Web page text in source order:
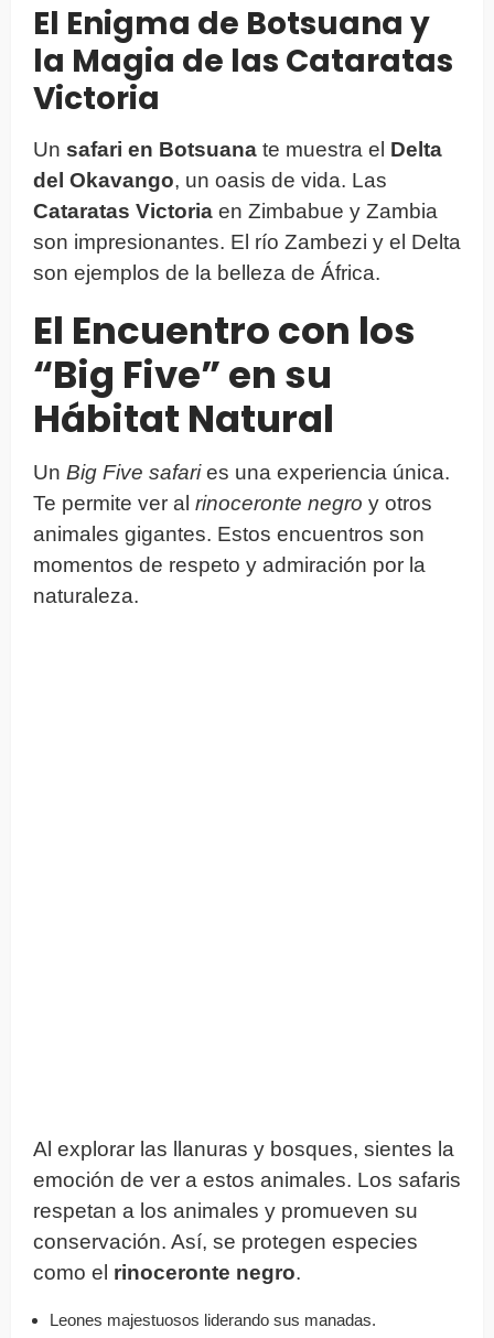
El Enigma de Botsuana y
la Magia de las Cataratas
Victoria
Un safari en Botsuana te muestra el Delta
del Okavango, un oasis de vida. Las
Cataratas Victoria en Zimbabue y Zambia
son impresionantes. El río Zambezi y el Delta
son ejemplos de la belleza de África.
El Encuentro con los
“Big Five” en su
Hábitat Natural
Un Big Five safaries una experiencia única.
Te permite ver al rinoceronte negro y otros
animales gigantes. Estos encuentros son
momentos de respeto y admiración por la
naturaleza.
Al explorar las llanuras y bosques, sientes la
emoción de ver a estos animales. Los safaris
respetan a los animales y promueven su
conservación. Así, se protegen especies
como el rinoceronte negro.
Leones majestuosos liderando sus manadas.